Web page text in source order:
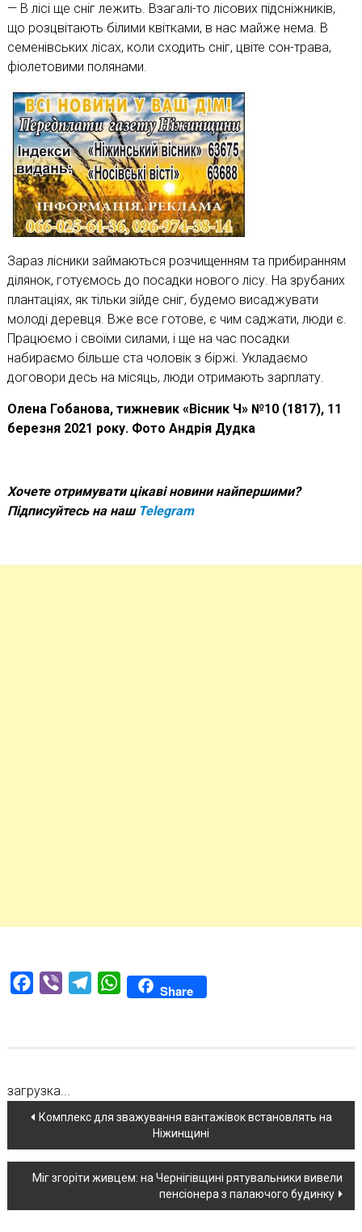
— В лісі ще сніг лежить. Взагалі-то лісових підсніжників,
що розцвітають білими квітками, в нас майже нема. В
семенівських лісах, коли сходить сніг, цвіте сон-трава,
фіолетовими полянами.
Зараз лісники займаються розчищенням та прибиранням
ділянок, готуємось до посадки нового лісу. На зрубаних
плантаціях, як тільки зійде сніг, будемо висаджувати
молоді деревця. Вже все готове, є чим саджати, люди є.
Працюємо і своїми силами, і ще на час посадки
набираємо більше ста чоловік з біржі. Укладаємо
договори десь на місяць, люди отримають зарплату.
Олена Гобанова, тижневик «Вісник Ч» №10 (1817), 11
березня 2021 року. Фото Андрія Дудка
Хочете отримувати цікаві новини найпершими?
Підписуйтесь на наш Telegram
Facebook
Viber TelegramWhatsAppShare
загрузка...
Навігація
по
новині
Комплекс для зважування вантажівок встановлять на
Ніжинщині
Міг згоріти живцем: на Чернігівщині рятувальники вивели
пенсіонера з палаючого будинку